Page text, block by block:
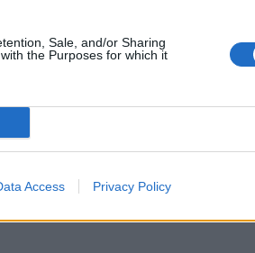
Sale, and/or Sharing
the Purposes for which it
Access Privacy Policy